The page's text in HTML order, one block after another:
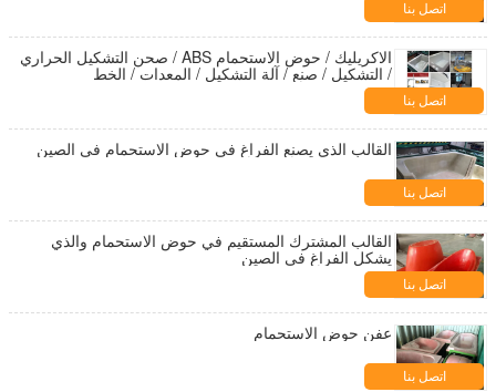
اتصل بنا
الاكريليك / حوض الاستحمام ABS / صحن التشكيل الحراري
/ التشكيل / صنع / آلة التشكيل / المعدات / الخط
اتصل بنا
القالب الذي يصنع الفراغ في حوض الاستحمام في الصين
اتصل بنا
القالب المشترك المستقيم في حوض الاستحمام والذي
يشكل الفراغ في الصين
اتصل بنا
عفن حوض الاستحمام
اتصل بنا